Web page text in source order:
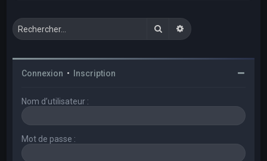
RechercherRecherche avancée
Connexion • Inscription
Nom d’utilisateur :
Mot de passe :